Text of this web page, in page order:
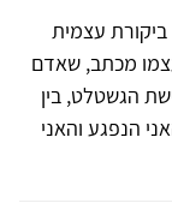
עצמית
מכתב, שאדם
הגשטלט, בין
הנפגע והאני